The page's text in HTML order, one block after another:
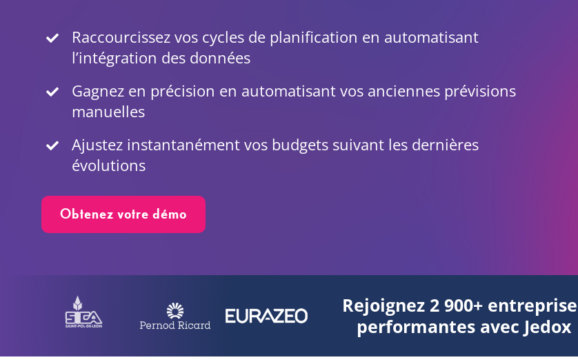
Raccourcissez vos cycles de planification en automatisant
l’intégration des données
Gagnez en précision en automatisant vos anciennes prévisions
manuelles
Ajustez instantanément vos budgets suivant les dernières
évolutions
Obtenez votre démo
Rejoignez 2 900+
performantes avec Jedox